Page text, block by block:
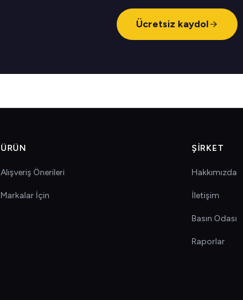
Ücretsiz kaydol
ÜRÜN
Alışveriş Önerileri
Markalar İçin
ŞIRKET
Hakkımızda
İletişim
Basın Odası
Raporlar